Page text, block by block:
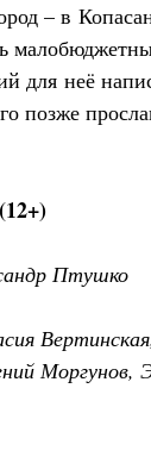
– в
для неё
позже
Птушко
Моргунов,